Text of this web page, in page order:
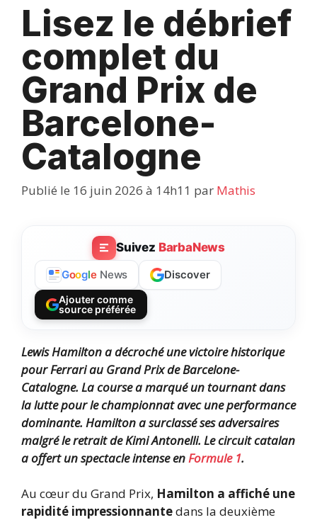
Lisez le débrief
complet du
Grand Prix de
Barcelone-
Catalogne
Publié le 16 juin 2026 à 14h11 par Mathis
Suivez BarbaNews
Google News Discover
Ajouter comme
source préférée
Lewis Hamilton a décroché une victoire historique
pour Ferrari au Grand Prix de Barcelone-
Catalogne. La course a marqué un tournant dans
la lutte pour le championnat avec une performance
dominante. Hamilton a surclassé ses adversaires
malgré le retrait de Kimi Antonelli. Le circuit catalan
a offert un spectacle intense en Formule 1.
Au cœur du Grand Prix, Hamilton a affiché une
rapidité impressionnantedans la deuxième